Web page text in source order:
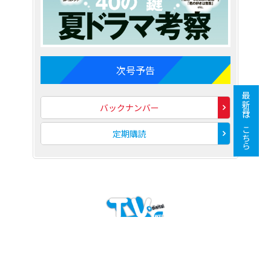
次号予告
バックナンバー
定期購読 最新号はこちら